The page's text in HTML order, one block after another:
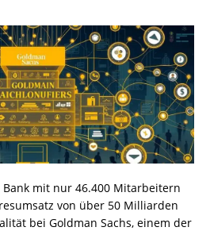
Bank mit nur 46.400 Mitarbeitern
von über 50 Milliarden
bei Goldman Sachs, einem der